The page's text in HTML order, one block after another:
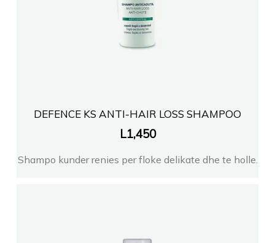
DEFENCE KS ANTI-HAIR LOSS SHAMPOO
L1,450
Shampo kunder renies per floke delikate dhe te holle.